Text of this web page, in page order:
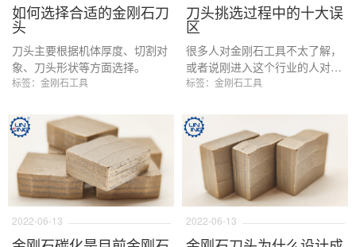
然吸引很多人购买，下面我们了
解一下废旧金刚石刀头的五种来
源：
如何选择合适的金刚石刀
头
刀头主要根据机体厚度、切割对
象、刀头形状等方面选择。
标签：金刚石工具
刀头挑选过程中的十大误
区
很多人对金刚石工具不太了解，
或者说刚进入这个行业的人对金
刚石刀头或多多少有一些不理
为错的是对的，或者走入一些误
区，下面这篇文章主要介绍这些
内容。
标签：金刚石工具
2022-06-13 2022-06-13